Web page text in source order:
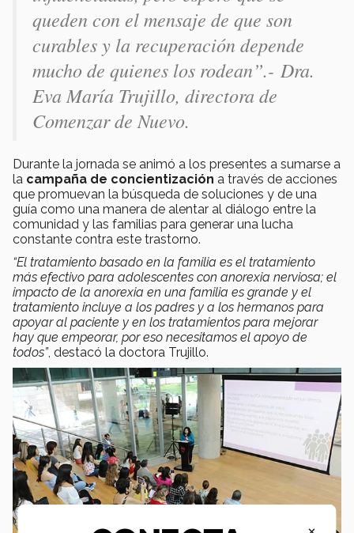
queden con el mensaje de que son
curables y la recuperación depende
mucho de quienes los rodean”.- Dra.
Eva María Trujillo, directora de
Comenzar de Nuevo.
Durante la jornada se animó a los presentes a sumarse a
la campaña de concientización a través de acciones
que promuevan la búsqueda de soluciones y de una
guía como una manera de alentar al diálogo entre la
comunidad y las familias para generar una lucha
constante contra este trastorno.
“El tratamiento basado en la familia es el tratamiento
más efectivo para adolescentes con anorexia nerviosa; el
impacto de la anorexia en una familia es grande y el
tratamiento incluye a los padres y a los hermanos para
apoyar al paciente y en los tratamientos para mejorar
hay que empeorar, por eso necesitamos el apoyo de
todos”, destacó la doctora Trujillo.